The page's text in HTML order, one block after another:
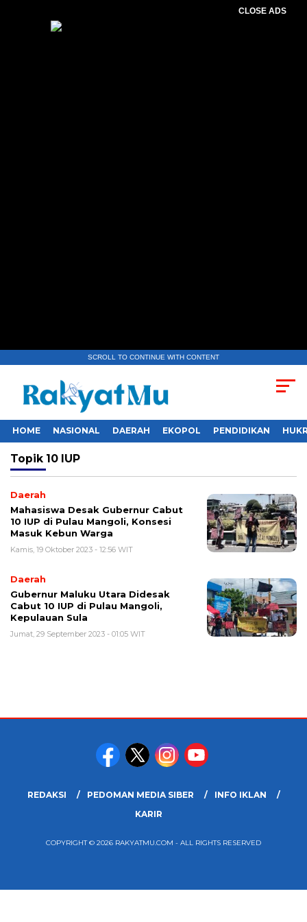
CLOSE ADS
SCROLL TO CONTINUE WITH CONTENT
HOME NASIONAL DAERAH EKOPOL PENDIDIKAN
Topik 10 IUP
Daerah
Mahasiswa Desak Gubernur Cabut
10 IUP di Pulau Mangoli, Konsesi
Masuk Kebun Warga
Kamis, 19 Oktober 2023 - 12:56 WIT
Daerah
Gubernur Maluku Utara Didesak
Cabut 10 IUP di Pulau Mangoli,
Kepulauan Sula
Jumat, 29 September 2023 - 01:05 WIT
REDAKSI PEDOMAN MEDIA SIBER
INFO IKLAN
KARIR
COPYRIGHT © 2026 RAKYATMU.COM - ALL RIGHTS RESERVED